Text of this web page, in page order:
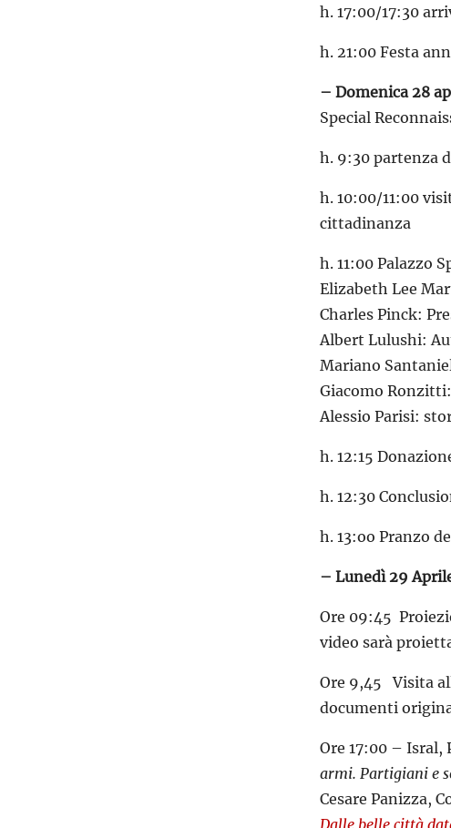
h. 17:00/17:30
h. 21:00 Festa
– Domenica 28
Special
h. 9:30 partenza
h. 10:00/11:00
cittadinanza
h. 11:00 Palazzo
Elizabeth Lee
Charles Pinck:
Albert Lulushi:
Mariano
Giacomo
Alessio Parisi:
h. 12:15
h. 12:30
h. 13:oo Pranzo
– Lunedì 29
Ore 09:45
video sarà
Ore 9,45 Visita
documenti
Ore 17:00 – Isral,
armi. Partigiani e
Cesare Panizza,